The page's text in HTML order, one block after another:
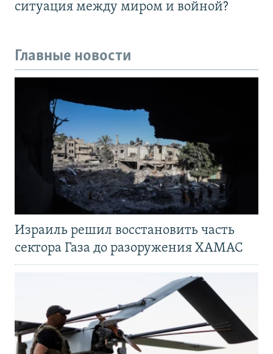
ситуация между миром и войной?
Главные новости
Израиль решил восстановить часть
сектора Газа до разоружения ХАМАС